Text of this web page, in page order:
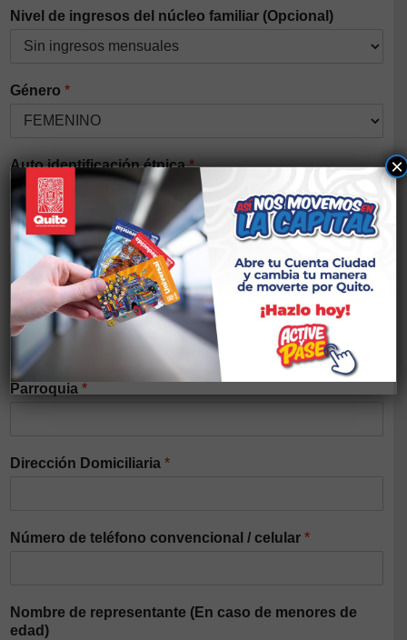
Nivel de ingresos del núcleo familiar (Opcional)
Género *
Auto identificación étnica*
Discapacidad*
Nacionalidad*
Parroquia *
Dirección Domiciliaria *
Número de teléfono convencional / celular *
Nombre de representante (En caso de menores de
edad)
×